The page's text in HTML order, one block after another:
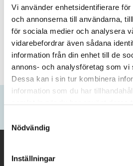
Vi använder enhetsidentifierare
och annonserna till användarna,
för sociala medier och analysera
vidarebefordrar även sådana
information från din enhet till de
annons- och analysföretag som vi
Dessa kan i sin tur kombinera
information som du har
Nödvändig
Inställningar
Varför LATravel.se?
Sittplatser tillsammans
Pålitlig researrangör
Support före och under resan
Fler fördelar
Latravel.se drivs av